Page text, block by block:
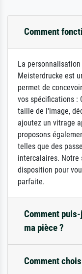
Comment
La
Meisterdrucke est
permet de
vos spécifications :
taille de l'image,
ajoutez un vitrage
proposons
telles que des
intercalaires. Notre
disposition pour
parfaite.
Comment
ma pièce ?
Comment